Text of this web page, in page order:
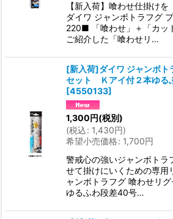
【新入荷】喰わせ仕掛けを
ダイワ ジャンボトラフグ
220■ 「喰わせ」＋「カッ
ご紹介した「喰わせリ…
[新入荷]ダイワ ジャンボ
セット Ｋアイ付２本ゆる
[4550133]
1,300円(税別)
(税込: 1,430円)
希望小売価格: 1,700円
警戒心の強いジャンボトラ
せて掛けにいくための専用
ャンボトラフグ 喰わせリ
ゆるふわ段差40号…